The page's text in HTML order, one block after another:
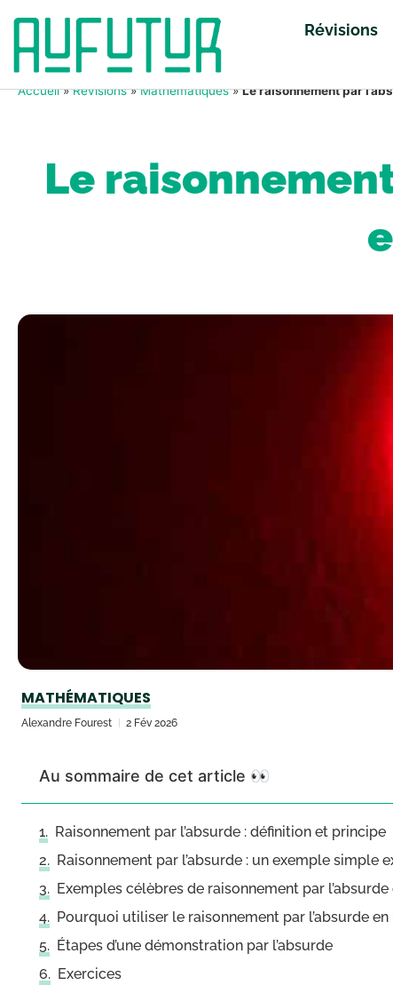
Révisions
Accueil»Révisions»Mathématiques»Le raisonnement par
Le
MATHÉMATIQUES
Alexandre Fourest 2 Fév 2026
Au sommaire de cet article 👀
Raisonnement par l’absurde : définition et principe
Raisonnement par l’absurde : un exemple simple
Exemples célèbres de raisonnement par
Pourquoi utiliser le raisonnement par l’absurde
Étapes d’une démonstration par l’absurde
Exercices